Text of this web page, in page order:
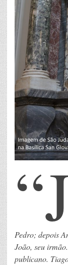
Pedro; depois
João, seu
publicano.